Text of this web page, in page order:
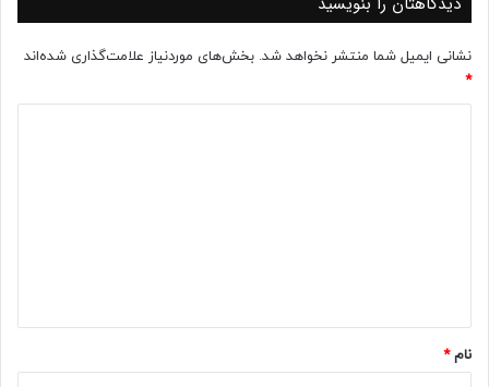
نشانی ایمیل شما منتشر نخواهد شد. بخش‌های موردنیاز علامت‌گذاری شده‌اند
*
نام*